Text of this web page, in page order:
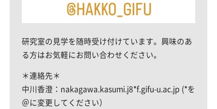
研究室の見学を随時受け付けています。興味のあ
る方はお気軽にお問い合わせください。
＊連絡先＊
中川香澄：nakagawa.kasumi.j8*f.gifu-u.ac.jp (*を
＠に変更してください）